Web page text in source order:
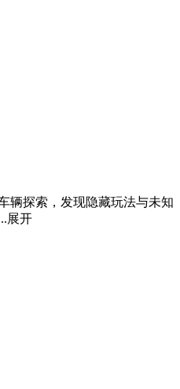
辆探索，发现隐藏玩法与未知
展开